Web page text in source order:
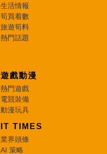
生活情報
筍買着數
旅遊筍料
熱門話題
遊戲動漫
熱門遊戲
電競裝備
動漫玩具
IT TIMES
業界頭條
AI 策略